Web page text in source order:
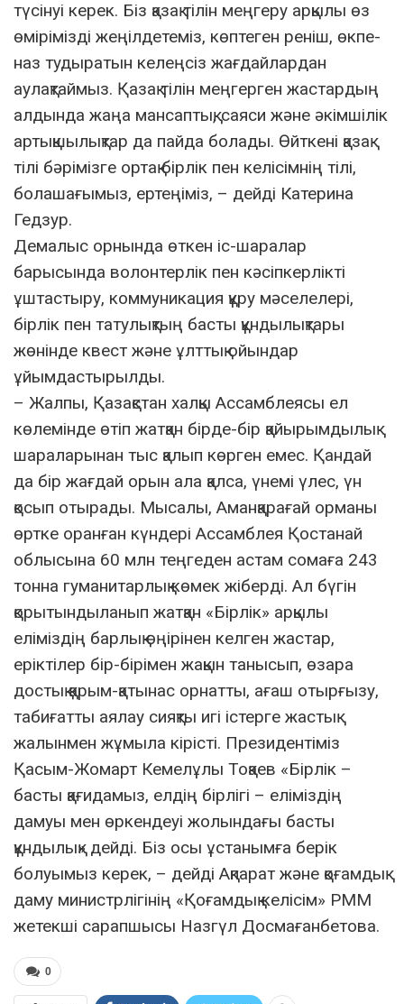
түсінуі керек. Біз қазақ тілін меңгеру арқылы өз
өмірімізді жеңілдетеміз, көптеген реніш, өкпе-
наз тудыратын келеңсіз жағдайлардан
аулақтаймыз. Қазақ тілін меңгерген жастардың
алдында жаңа мансаптық, саяси және әкімшілік
артықшылықтар да пайда болады. Өйткені қазақ
тілі бәрімізге ортақ бірлік пен келісімнің тілі,
болашағымыз, ертеңіміз, – дейді Катерина
Гедзур.
Демалыс орнында өткен іс-шаралар
барысында волонтерлік пен кәсіпкерлікті
ұштастыру, коммуникация құру мәселелері,
бірлік пен татулықтың басты құндылықтары
жөнінде квест және ұлттық ойындар
ұйымдастырылды.
– Жалпы, Қазақстан халқы Ассамблеясы ел
көлемінде өтіп жатқан бірде-бір қайырымдылық
шараларынан тыс қалып көрген емес. Қандай
да бір жағдай орын ала қалса, үнемі үлес, үн
қосып отырады. Мысалы, Аманқарағай орманы
өртке оранған күндері Ассамблея Қостанай
облысына 60 млн теңгеден астам сомаға 243
тонна гуманитарлық көмек жіберді. Ал бүгін
қорытындыланып жатқан «Бірлік» арқылы
еліміздің барлық өңірінен келген жастар,
еріктілер бір-бірімен жақын танысып, өзара
достық қарым-қатынас орнатты, ағаш отырғызу,
табиғатты аялау сияқты игі істерге жастық
жалынмен жұмыла кірісті. Президентіміз
Қасым-Жомарт Кемелұлы Тоқаев «Бірлік –
басты қағидамыз, елдің бірлігі – еліміздің
дамуы мен өркендеуі жолындағы басты
құндылық» дейді. Біз осы ұстанымға берік
болуымыз керек, – дейді Ақпарат және қоғамдық
даму министрлігінің «Қоғамдық келісім» РММ
жетекші сарапшысы Назгүл Досмағанбетова.
0